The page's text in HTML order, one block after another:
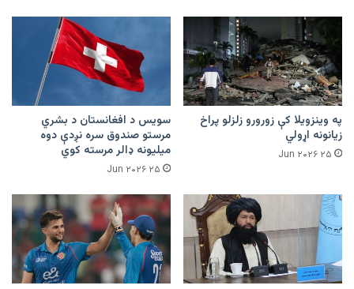
په وینزویلا کې زورورو زلزلو پراخ
زیانونه اړولي
۲۵ Jun ۲۰۲۶
سویس د افغانستان د بشري
مرستو صندوق سره نږدې دوه
میلیونه ډالر مرسته کوي
۲۵ Jun ۲۰۲۶